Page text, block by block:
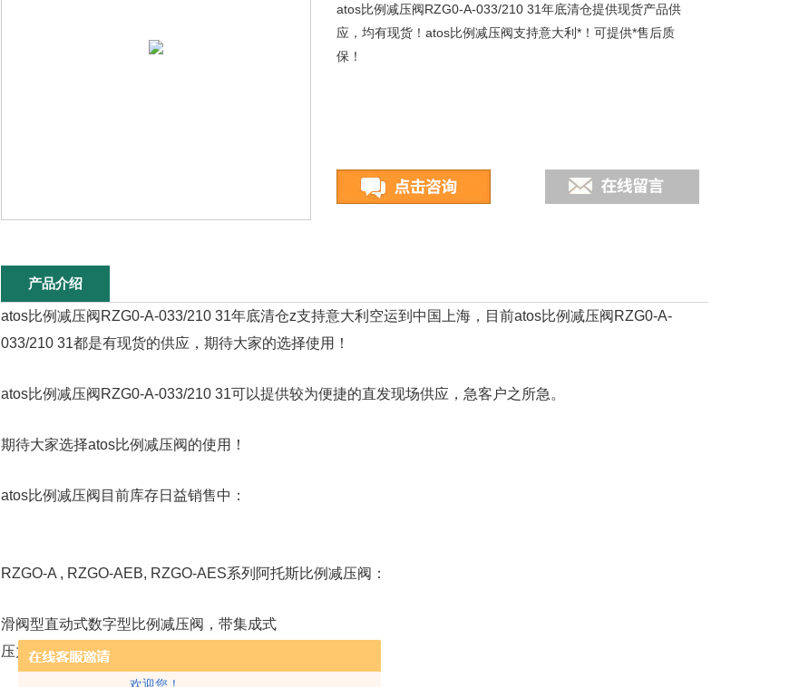
欢迎您！
atos比例减压阀RZG0-A-033/210 31年底清仓提供现货产品供
应，均有现货！atos比例减压阀支持意大利*！可提供*售后质
保！
产品介绍
atos比例减压阀RZG0-A-033/210 31年底清仓z支持意大利空运到中国上海，目前atos比例减压阀RZG0-A-
033/210 31都是有现货的供应，期待大家的选择使用！
atos比例减压阀RZG0-A-033/210 31可以提供较为便捷的直发现场供应，急客户之所急。
期待大家选择atos比例减压阀的使用！
atos比例减压阀目前库存日益销售中：
RZGO-A , RZGO-AEB, RZGO-AES系列阿托斯比例减压阀：
滑阀型直动式数字型比例减压阀，带集成式
压力传感器用于压力开环控制。